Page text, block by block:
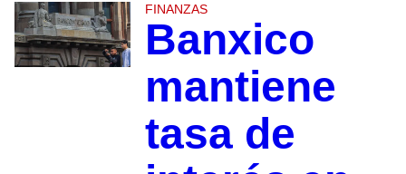
FINANZAS
Banxico
mantiene
tasa de